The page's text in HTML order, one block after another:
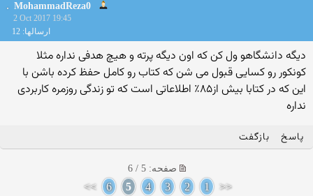
MohammadReza0
2 Oct 2017 19:45
ارسالها: 12
دیگه دانشگاهو ول کن که اون دیگه پرته و هیچ هدفی نداره مثلا
کونکور رو کسایی قبول می شن که کتاب رو کامل حفظ کرده باشن با
این که در کتابا بیش از۸۵٪ اطلاعاتی است که تو زندگی روزمره کاربردی
نداره
پاسخ بازگفت
صفحه: 5 / 6
<<
1
2
3
4
5
6
>>